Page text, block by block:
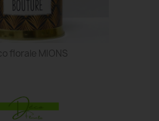
florale MIONS